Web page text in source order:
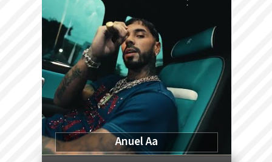
Anuel Aa